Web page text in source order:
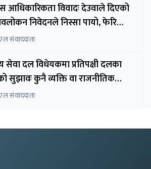
आधिकारिकता विवादः देउवाले दिएको
निवेदनले निस्सा पायो, फेरि
सुनुवाइ हुने
संवाददाता
सेवा दल विधेयकमा प्रतिपक्षी दलका
सुझावः कुनै व्यक्ति वा राजनीतिक
निर्देशित हुने संस्था नबनोस्
संवाददाता